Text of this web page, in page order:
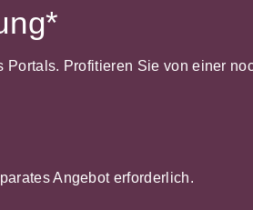
Profitieren Sie von einer
Angebot erforderlich.